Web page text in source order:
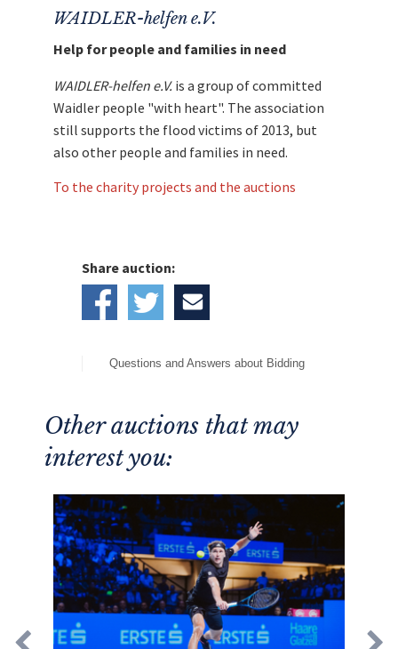
WAIDLER-helfen e.V.
Help for people and families in need
WAIDLER-helfen e.V. is a group of committed
Waidler people "with heart". The association
still supports the flood victims of 2013, but
also other people and families in need.
To the charity projects and the auctions
Share auction:
Questions and Answers about Bidding
Other auctions that may
interest you: